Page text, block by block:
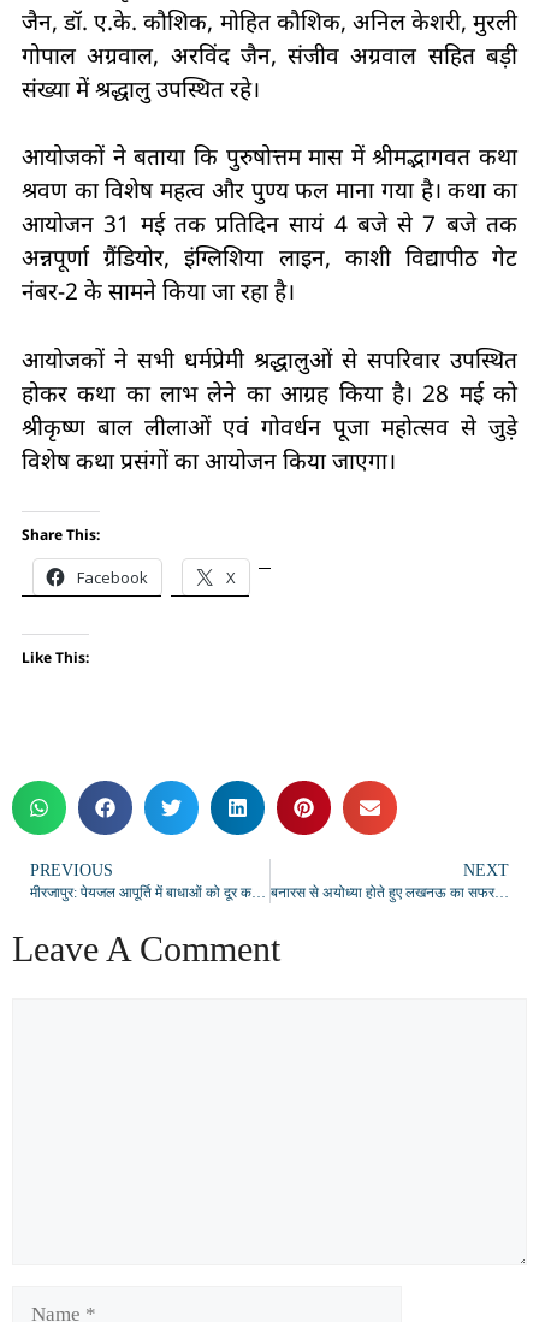
जैन, डॉ. ए.के. कौशिक, मोहित कौशिक, अनिल केशरी, मुरली
गोपाल अग्रवाल, अरविंद जैन, संजीव अग्रवाल सहित बड़ी
संख्या में श्रद्धालु उपस्थित रहे।
आयोजकों ने बताया कि पुरुषोत्तम मास में श्रीमद्भागवत कथा
श्रवण का विशेष महत्व और पुण्य फल माना गया है। कथा का
आयोजन 31 मई तक प्रतिदिन सायं 4 बजे से 7 बजे तक
अन्नपूर्णा ग्रैंडियोर, इंग्लिशिया लाइन, काशी विद्यापीठ गेट
नंबर-2 के सामने किया जा रहा है।
आयोजकों ने सभी धर्मप्रेमी श्रद्धालुओं से सपरिवार उपस्थित
होकर कथा का लाभ लेने का आग्रह किया है। 28 मई को
श्रीकृष्ण बाल लीलाओं एवं गोवर्धन पूजा महोत्सव से जुड़े
विशेष कथा प्रसंगों का आयोजन किया जाएगा।
Share This:
Facebook X
Like This:
PREVIOUS
मीरजापुर: पेयजल आपूर्ति में बाधाओं को दूर करने के लिए जिलाधिकारी ने की समीक्षा बैठक, क्षतिग्रस्त पाइपलाइनें जल्द ठीक कराने के निर्देश
NEXT
बनारस से अयोध्या होते हुए लखनऊ का सफर हुआ आसान, वाराणसी से नई स्पेशल ट्रेन रवाना
Leave A Comment